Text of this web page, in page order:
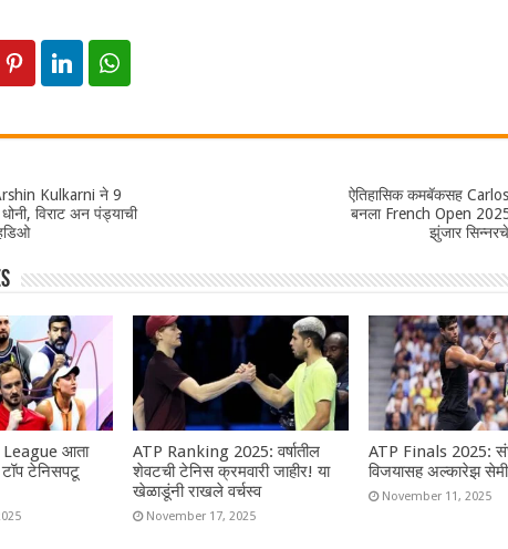
Kulkarni ने 9
विराट अन पंड्याची
ऐतिहासिक कमबॅकसह
बनला French Open 2025
झुंजार
आता
टेनिसपटू
ATP Ranking 2025: वर्षातील
शेवटची टेनिस क्रमवारी जाहीर! या
खेळाडूंनी राखले वर्चस्व
November 17, 2025
ATP Finals 2025:
विजयासह अल्कारेझ
November 11, 2025